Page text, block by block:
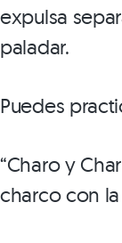
expulsa
paladar.
Puedes
“Charo y
charco con la